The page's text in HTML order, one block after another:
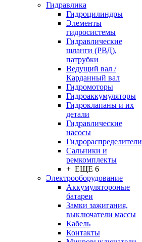
Гидравлика
Гидроцилиндры
Элементы
гидросистемы
Гидравлические
шланги (РВД),
патрубки
Ведущий вал /
Карданный вал
Гидромоторы
Гидроаккумуляторы
Гидроклапаны и их
детали
Гидравлические
насосы
Гидрораспределители
Сальники и
ремкомплекты
+ ЕЩЕ 6
Электрооборудование
Аккумулятороные
батареи
Замки зажигания,
выключатели массы
Кабель
Контакты